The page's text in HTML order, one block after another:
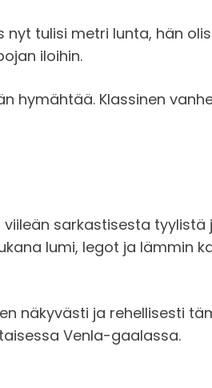
nyt tulisi metri lunta, hän
iloihin.
hymähtää. Klassinen
sarkastisesta
lumi, legot ja lämmin
näkyvästi ja rehellisesti
Venla-gaalassa.